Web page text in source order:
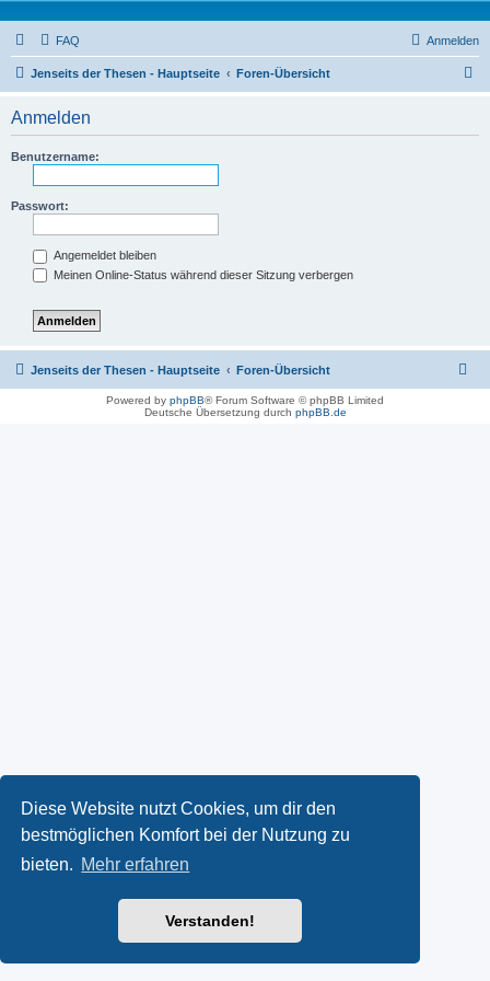
Diese Website nutzt Cookies, um dir den
bestmöglichen Komfort bei der Nutzung zu
bieten. Mehr erfahren
Verstanden!
FAQ Anmelden
Jenseits der Thesen - Hauptseite Foren-Übersicht
Anmelden
Benutzername:
Passwort:
Angemeldet bleiben
Meinen Online-Status während dieser Sitzung verbergen
Jenseits der Thesen - Hauptseite Foren-Übersicht
Powered by phpBB® Forum Software © phpBB Limited
Deutsche Übersetzung durch phpBB.de